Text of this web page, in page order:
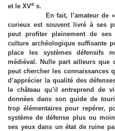
et le XVe s.
En fait, l’amateur de «
curieux est souvent livré à ses
peut profiter pleinement de
culture archéologique suffisante
place les systèmes défensifs
médiéval. Nulle part ailleurs que
peut chercher les connaissances
d’apprécier la qualité des
le château qu’il entreprend de
données dans son guide de
trop élémentaires pour repérer,
système de défense plus ou
ses yeux dans un état de ruine